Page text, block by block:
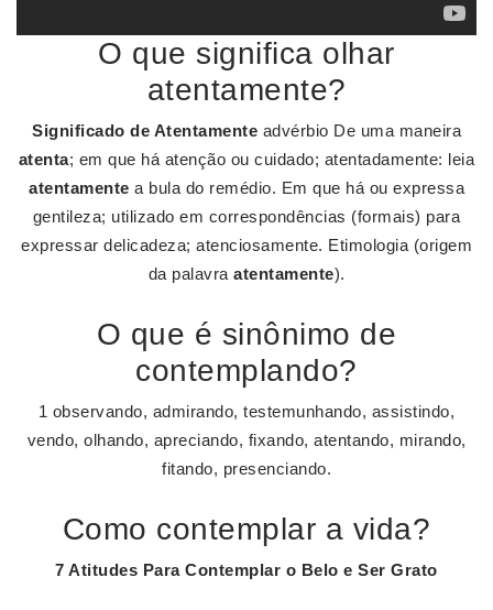
O que significa olhar
atentamente?
Significado de Atentamente advérbio De uma maneira
atenta; em que há atenção ou cuidado; atentadamente: leia
atentamente a bula do remédio. Em que há ou expressa
gentileza; utilizado em correspondências (formais) para
expressar delicadeza; atenciosamente. Etimologia (origem
da palavra atentamente).
O que é sinônimo de
contemplando?
1 observando, admirando, testemunhando, assistindo,
vendo, olhando, apreciando, fixando, atentando, mirando,
fitando, presenciando.
Como contemplar a vida?
7 Atitudes ParaContemplar o Belo e Ser Grato